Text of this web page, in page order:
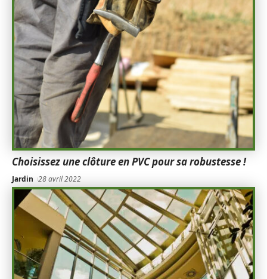
Choisissez une clôture en PVC pour sa robustesse !
Jardin 28 avril 2022